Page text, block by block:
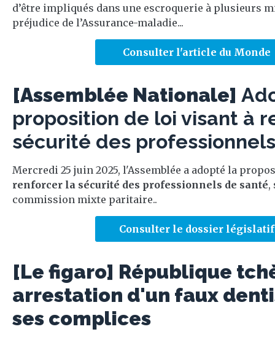
d’être impliqués dans une escroquerie à plusieurs
préjudice de l’Assurance-maladie...
Consulter l'article du Monde
[Assemblée Nationale]
proposition de loi visant à
sécurité des
Mercredi 25 juin 2025, l'Assemblée a adopté la
renforcer la sécurité des professionnels de santé,
commission mixte paritaire..
Consulter le dossier législatif
[Le figaro] République
arrestation d'un faux
ses complices